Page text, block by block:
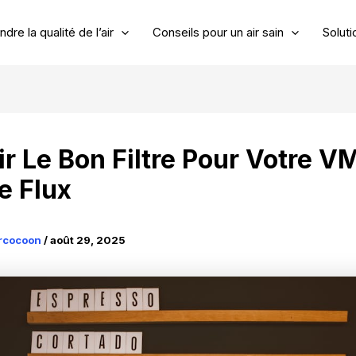
la qualité de l’air Conseils pour un air sain
Le Bon Filtre Pour Votre
Flux
/août 29, 2025